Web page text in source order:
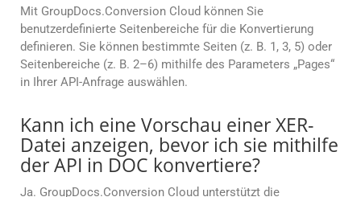
Mit GroupDocs.Conversion Cloud können Sie
benutzerdefinierte Seitenbereiche für die Konvertierung
definieren. Sie können bestimmte Seiten (z. B. 1, 3, 5) oder
Seitenbereiche (z. B. 2–6) mithilfe des Parameters „Pages“
in Ihrer API-Anfrage auswählen.
Kann ich eine Vorschau einer XER-
Datei anzeigen, bevor ich sie mithilfe
der API in DOC konvertiere?
Ja. GroupDocs.Conversion Cloud unterstützt die